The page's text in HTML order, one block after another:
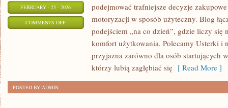
FEBRUARY - 25 - 2026
COMMENTS OFFON
PORÓWNANIA
KONKURENCJĄ
podejmować trafniejsze decyzje
motoryzacji w sposób użyteczny. Blog
podejściem „na co dzień”, gdzie liczy
komfort użytkowania. Polecamy Usterki i
przyjazna zarówno dla osób startujących
którzy lubią zagłębiać się [ Read More ]
POSTED BY ADMIN